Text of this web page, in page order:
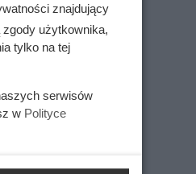
znajdujący
użytkownika,
tylko na tej
serwisów
w Polityce